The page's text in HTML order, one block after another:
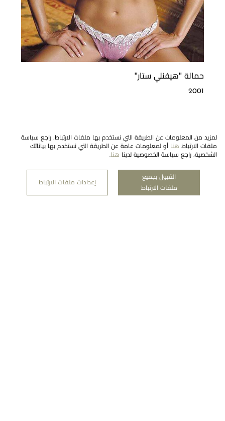
حمالة ''هيفنلي ستار''
2001
النشرة الإخبارية
لمزيد من المعلومات عن الطريقة التي نستخدم بها ملفات الارتباط، راجع سياسة
ملفات الارتباط هنا
أو لمعلومات عامة عن الطريقة التي نستخدم بها بياناتك
الشخصية، راجع سياسة الخصوصية لدينا هنا.
القبول بجميع
ملفات الارتباط
إعدادات ملفات الارتباط